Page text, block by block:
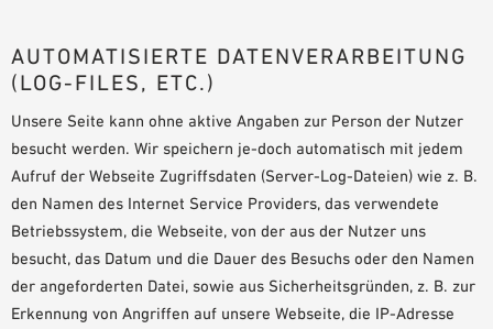
AUTOMATISIERTE DATENVERARBEITUNG
(LOG-FILES, ETC.)
Unsere Seite kann ohne aktive Angaben zur Person der Nutzer
besucht werden. Wir speichern je-doch automatisch mit jedem
Aufruf der Webseite Zugriffsdaten (Server-Log-Dateien) wie z. B.
den Namen des Internet Service Providers, das verwendete
Betriebssystem, die Webseite, von der aus der Nutzer uns
besucht, das Datum und die Dauer des Besuchs oder den Namen
der angeforderten Datei, sowie aus Sicherheitsgründen, z. B. zur
Erkennung von Angriffen auf unsere Webseite, die IP-Adresse